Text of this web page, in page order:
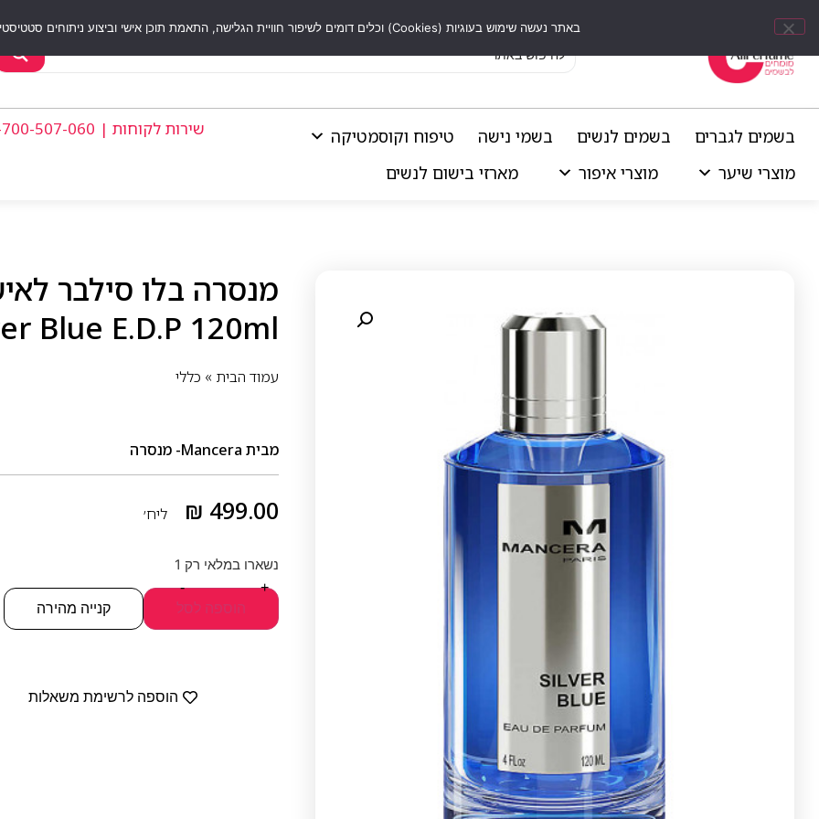
בשמים לגברים בשמים לנשים בשמי נישה
טיפוח וקוסמטיקה
מוצרי שיער
מוצרי איפור מארזי בישום לנשים
שירות לקוחות | 1-700-507-060
Blue E.D.P 120ml
עמוד הבית » כללי
מבית Mancera- מנסרה
₪ 499.00 ליח׳
נשארו במלאי רק 1
-
+
הוספה לסל
קנייה מהירה
הוספה לרשימת משאלות
באתר נעשה שימוש בעוגיות (Cookies) וכלים דומים לשיפור חוויית הגלישה, התאמת תוכן אישי וביצוע ניתוחים סטטיסטיים.